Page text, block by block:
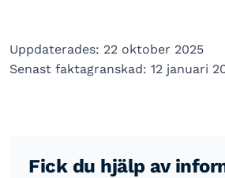
Uppdaterades: 22 oktober 2025
Senast faktagranskad: 12 januari
Fick du hjälp av